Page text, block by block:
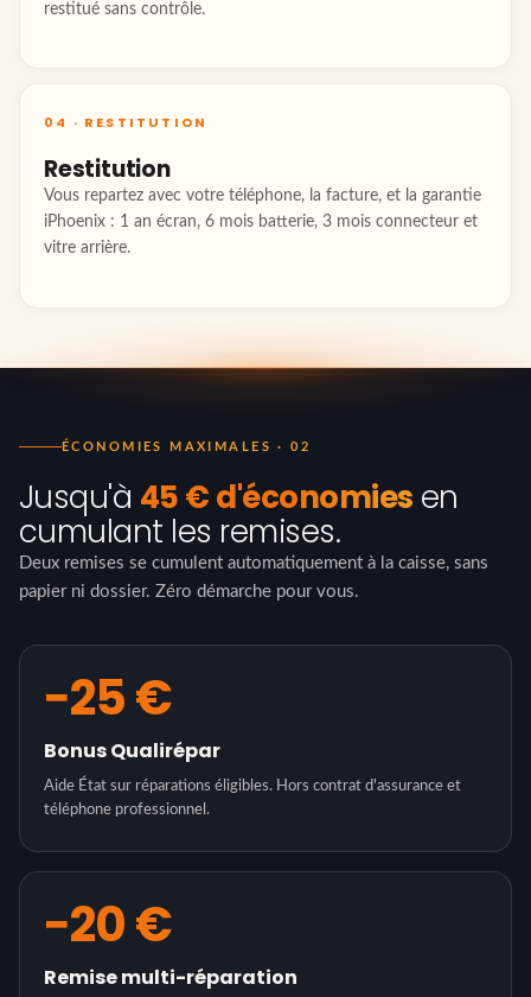
restitué sans contrôle.
04 · RESTITUTION
Restitution
Vous repartez avec votre téléphone, la facture, et la garantie
iPhoenix : 1 an écran, 6 mois batterie, 3 mois connecteur et
vitre arrière.
ÉCONOMIES MAXIMALES · 02
Jusqu'à 45 € d'économies en
cumulant les remises.
Deux remises se cumulent automatiquement à la caisse, sans
papier ni dossier. Zéro démarche pour vous.
−25 €
Bonus Qualirépar
Aide État sur réparations éligibles. Hors contrat d'assurance et
téléphone professionnel.
−20 €
Remise multi-réparation